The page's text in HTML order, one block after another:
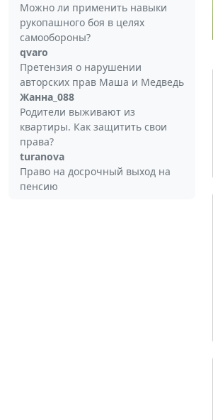
Можно ли применить навыки
рукопашного боя в целях
самообороны?
qvaro
Претензия о нарушении
авторских прав Маша и Медведь
Жанна_088
Родители выживают из
квартиры. Как защитить свои
права?
turanova
Право на досрочный выход на
пенсию